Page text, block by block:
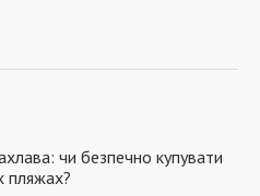
чи безпечно купувати
пляжах?